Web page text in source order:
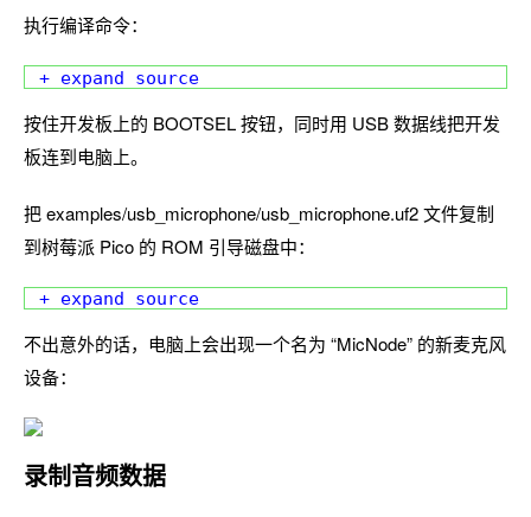
执行编译命令：
+ expand source
按住开发板上的 BOOTSEL 按钮，同时用 USB 数据线把开发
板连到电脑上。
把 examples/usb_microphone/usb_microphone.uf2 文件复制
到树莓派 Pico 的 ROM 引导磁盘中：
+ expand source
不出意外的话，电脑上会出现一个名为 “MicNode” 的新麦克风
设备：
录制音频数据